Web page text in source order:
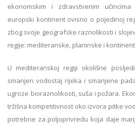
ekonomskim i zdravstvenim
europski kontinent ovisno o pojedinoj
zbog svoje geografske raznolikosti i
regije: mediteranske, planinske i
U mediteranskoj regiji okolišne
smanjen vodostaj rijeka i smanjene
ugroze bioraznolikosti, suša i požara.
tržišna kompetitivnost oko izvora pitke
potrebne za poljoprivredu koja daje